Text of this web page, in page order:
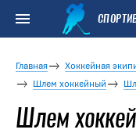
Главная Хоккейная
Шлем хоккейный
Шлем